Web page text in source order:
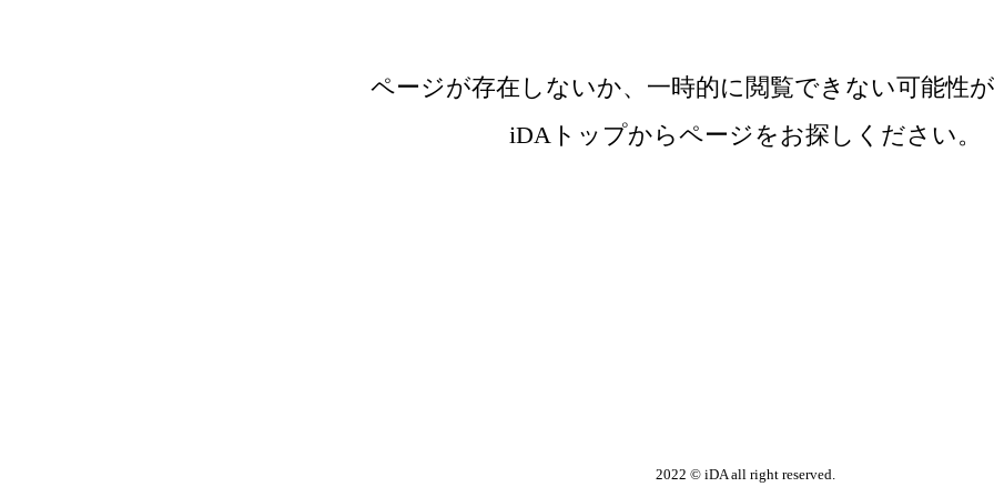
ページが存在しないか、 一時的に閲覧できない可能性が
iDAトップからページをお探しください。
2022 © iDA all right reserved.